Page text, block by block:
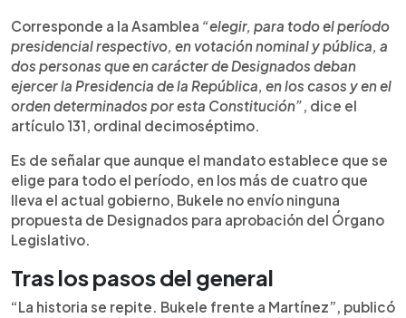
Corresponde a la Asamblea “elegir, para todo el período
presidencial respectivo, en votación nominal y pública, a
dos personas que en carácter de Designados deban
ejercer la Presidencia de la República, en los casos y en el
orden determinados por esta Constitución” , dice el
artículo 131, ordinal decimoséptimo.
Es de señalar que aunque el mandato establece que se
elige para todo el período, en los más de cuatro que
lleva el actual gobierno, Bukele no envío ninguna
propuesta de Designados para aprobación del Órgano
Legislativo.
Tras los pasos del general
“La historia se repite. Bukele frente a Martínez”, publicó